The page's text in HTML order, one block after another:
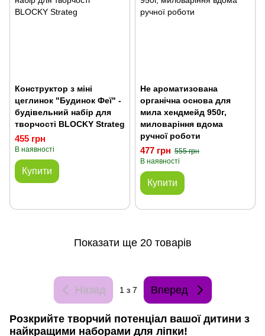
Розкрийте творчий потенціал вашої дитини з
найкращими наборами для ліпки!
Конструктор з міні
цеглинок "Будинок Феї" -
будівельний набір для
творчості BLOCKY Strateg
455 грн
В наявності
Купити
Не ароматизована
органічна основа для
мила хендмейд 950г,
миловаріння вдома
ручної роботи
477 грн 555 грн
В наявності
Купити
Показати ще 20 товарів
Назад 1 з 7 Вперед